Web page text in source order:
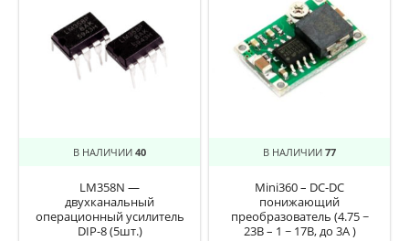
В НАЛИЧИИ 40
LM358N —
двухканальный
операционный усилитель
DIP-8 (5шт.)
В НАЛИЧИИ 77
Mini360 – DC-DC
понижающий
преобразователь (4.75 ~
23В – 1 ~ 17В, до 3А )